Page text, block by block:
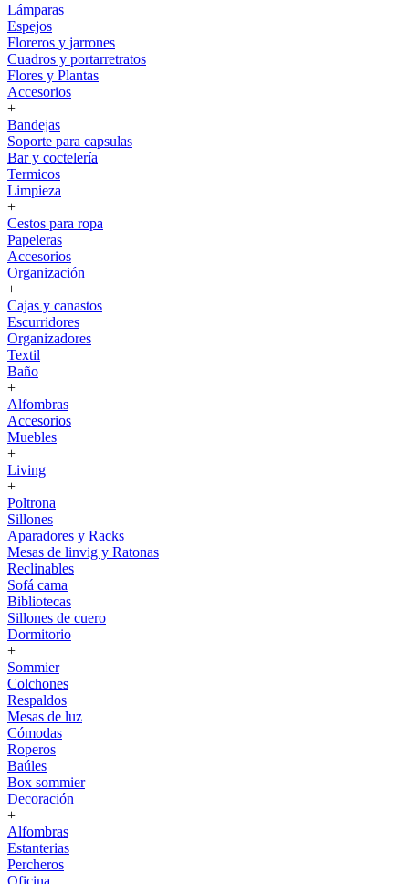
Lámparas
Espejos
Floreros y jarrones
Cuadros y portarretratos
Flores y Plantas
Accesorios
+
Bandejas
Soporte para capsulas
Bar y coctelería
Termicos
Limpieza
+
Cestos para ropa
Papeleras
Accesorios
Organización
+
Cajas y canastos
Escurridores
Organizadores
Textil
Baño
+
Alfombras
Accesorios
Muebles
+
Living
+
Poltrona
Sillones
Aparadores y Racks
Mesas de linvig y Ratonas
Reclinables
Sofá cama
Bibliotecas
Sillones de cuero
Dormitorio
+
Sommier
Colchones
Respaldos
Mesas de luz
Cómodas
Roperos
Baúles
Box sommier
Decoración
+
Alfombras
Estanterias
Percheros
Oficina